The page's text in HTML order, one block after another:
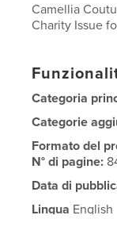
Camellia
Charity Issue
Categoria
Categorie
Formato del
N° di pagine:
Data di
Lingua English